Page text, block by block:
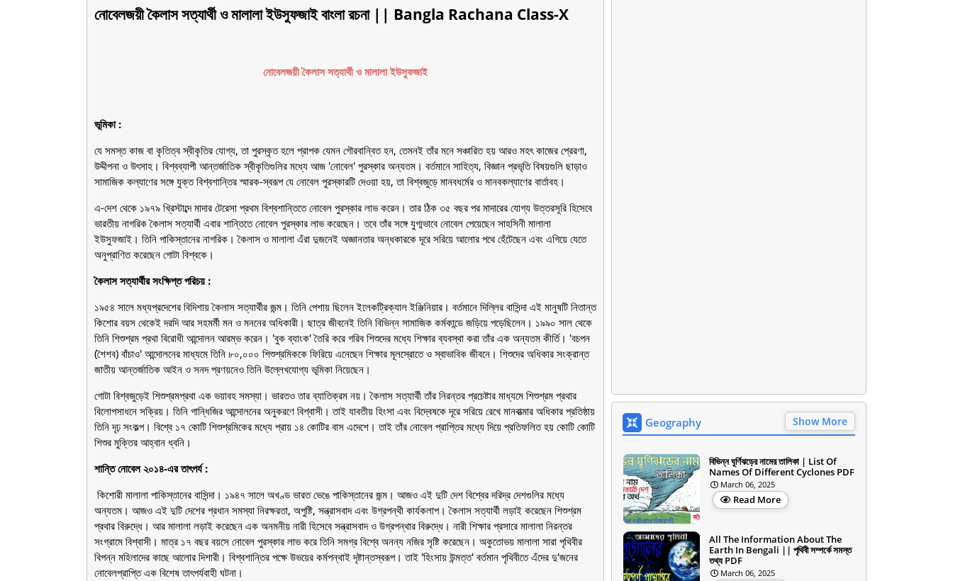
নোবেলজয়ী কৈলাস সত্যার্থী ও মালালা ইউসুফজাই বাংলা রচনা || Bangla Rachana Class-X
নোবেলজয়ী কৈলাস সত্যার্থী ও মালালা ইউসুফজাই
ভূমিকা :
যে সমস্ত কাজ বা কৃতিত্ব স্বীকৃতির যোগ্য, তা পুরস্কৃত হলে প্রাপক যেমন গৌরবান্বিত হন, তেমনই তাঁর মনে সঞ্চারিত হয় আরও মহৎ কাজের প্রেরণা,
উদ্দীপনা ও উৎসাহ। বিশ্বব্যাপী আন্তর্জাতিক স্বীকৃতিগুলির মধ্যে আজ 'নোবেল' পুরস্কার অন্যতম। বর্তমানে সাহিত্য, বিজ্ঞান প্রভৃতি বিষয়গুলি ছাড়াও
সামাজিক কল্যাণের সঙ্গে যুক্ত বিশ্বশান্তির স্মারক-স্বরূপ যে নোবেল পুরস্কারটি দেওয়া হয়, তা বিশ্বজুড়ে মানবধর্মের ও মানবকল্যাণের বার্তাবহ।
এ-দেশ থেকে ১৯৭৯ খ্রিস্টাব্দে মাদার টেরেসা প্রথম বিশ্বশান্তিতে নোবেল পুরস্কার লাভ করেন। তার ঠিক ৩৫ বছর পর মাদারের যোগ্য উত্তরসূরি হিসেবে
ভারতীয় নাগরিক কৈলাস সত্যার্থী এবার শান্তিতে নোবেল পুরস্কার লাভ করেছেন। তবে তাঁর সঙ্গে যুগ্মভাবে নোবেল পেয়েছেন সাহসিনী মালালা
ইউসুফজাই। তিনি পাকিস্তানের নাগরিক। কৈলাস ও মালালা এঁরা দুজনেই অজ্ঞানতার অন্ধকারকে দূরে সরিয়ে আলোর পথে হেঁটেছেন এবং এগিয়ে যেতে
অনুপ্রাণিত করেছেন গোটা বিশ্বকে।
কৈলাস সত্যার্থীর সংক্ষিপ্ত পরিচয় :
১৯৫৪ সালে মধ্যপ্রদেশের বিদিশায় কৈলাস সত্যার্থীর জন্ম। তিনি পেশায় ছিলেন ইলেকট্রিক্যাল ইঞ্জিনিয়ার। বর্তমানে দিল্লির বাসিন্দা এই মানুষটি নিতান্ত
কিশোর বয়স থেকেই দরদি আর সহমর্মী মন ও মননের অধিকারী। ছাত্র জীবনেই তিনি বিভিন্ন সামাজিক কর্মকান্ডে জড়িয়ে পড়েছিলেন। ১৯৯০ সাল থেকে
তিনি শিশুশ্রম প্রথা বিরোধী আন্দোলন আরম্ভ করেন। 'বুক ব্যাংক' তৈরি করে গরিব শিশুদের মধ্যে শিক্ষার ব্যবস্থা করা তাঁর এক অন্যতম কীর্তি। 'বচপন
(শৈশব) বাঁচাও' আন্দোলনের মাধ্যমে তিনি ৮০,০০০ শিশুশ্রমিককে ফিরিয়ে এনেছেন শিক্ষার মূলস্রোতে ও স্বাভাবিক জীবনে। শিশুদের অধিকার সংক্রান্ত
জাতীয় আন্তর্জাতিক আইন ও সনদ প্রণয়নেও তিনি উল্লেখযোগ্য ভূমিকা নিয়েছেন।
গোটা বিশ্বজুড়েই শিশুশ্রমপ্রথা এক ভয়াবহ সমস্যা। ভারতও তার ব্যাতিক্রম নয়। কৈলাস সত্যার্থী তাঁর নিরন্তর প্রচেষ্টার মাধ্যমে শিশুশ্রম প্রথার
বিলোপসাধনে সক্রিয়। তিনি গান্ধিজির আন্দোলনের অনুকরণে বিশ্বাসী। তাই যাবতীয় হিংসা এবং বিদ্বেষকে দূরে সরিয়ে রেখে মানবাত্মার অধিকার প্রতিষ্ঠায়
তিনি দৃঢ় সংকল্প। বিশ্বে ১৭ কোটি শিশুশ্রমিকের মধ্যে প্রায় ১৪ কোটির বাস এদেশে। তাই তাঁর নোবেল প্রাপ্তির মধ্যে দিয়ে প্রতিফলিত হয় কোটি কোটি
শিশুর মুক্তির আহ্বান ধ্বনি।
শান্তি নোবেল ২০১৪-এর তাৎপর্য :
কিশোরী মালালা পাকিস্তানের বাসিন্দা। ১৯৪৭ সালে অখণ্ড ভারত ভেঙে পাকিস্তানের জন্ম। আজও এই দুটি দেশ বিশ্বের দরিদ্র দেশগুলির মধ্যে
অন্যতম। আজও এই দুটি দেশের প্রধান সমস্যা নিরক্ষরতা, অপুষ্টি, সন্ত্রাসবাদ এবং উগ্রপন্থী কার্যকলাপ। কৈলাস সত্যার্থী লড়াই করেছেন শিশুশ্রম
প্রথার বিরুদ্ধে। আর মালালা লড়াই করেছেন এক অনমনীয় নারী হিসেবে সন্ত্রাসবাদ ও উগ্রপন্থার বিরুদ্ধে। নারী শিক্ষার প্রসারে মালালা নিরন্তর
সংগ্রামে বিশ্বাসী। মাত্র ১৭ বছর বয়সে নোবেল পুরস্কার লাভ করে তিনি সমগ্র বিশ্বে অনন্য নজির সৃষ্টি করেছেন। অকুতোভয় মালালা সারা পৃথিবীর
বিপন্ন মহিলাদের কাছে আলোর দিশারী। বিশ্বশান্তির পক্ষে উভয়ের কর্মপন্থাই দৃষ্টান্তস্বরূপ। তাই 'হিংসায় উন্মত্ত' বর্তমান পৃথিবীতে এঁদের দু'জনের
নোবেলপ্রাপ্তি এক বিশেষ তাৎপর্যবাহী ঘটনা।
Geography Show More
বিভিন্ন ঘূর্ণিঝড়ের নামের তালিকা | List Of
Names Of Different Cyclones PDF
March 06, 2025
Read More
All The Information About The
Earth In Bengali || পৃথিবী সম্পর্কে সমস্ত
তথ্য PDF
March 06, 2025